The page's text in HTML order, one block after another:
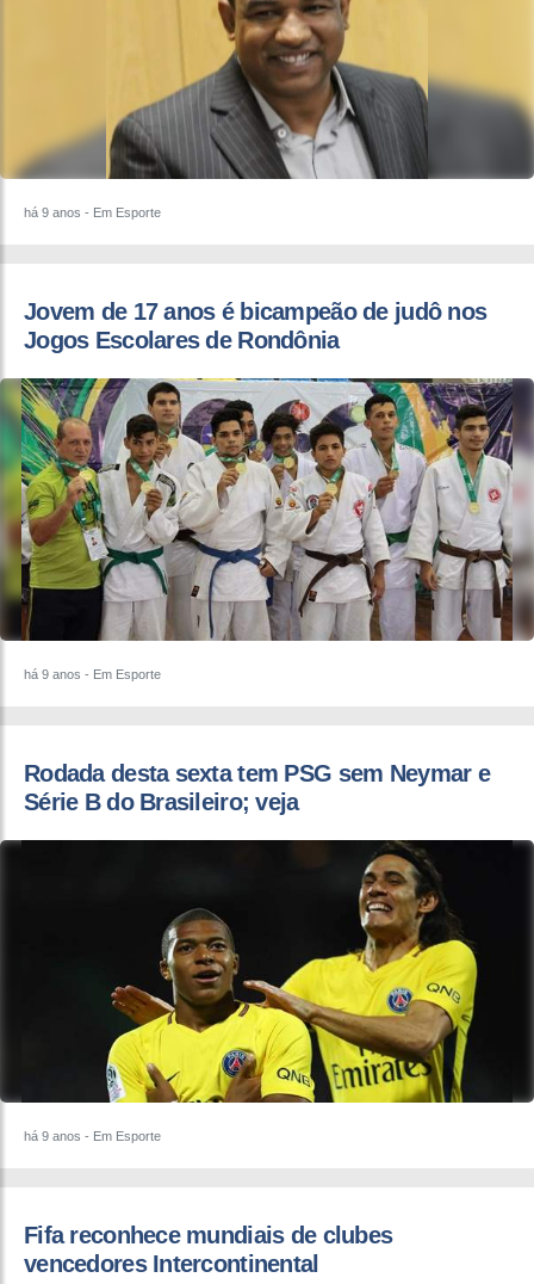
há 9 anos - Em Esporte
Jovem de 17 anos é bicampeão de judô nos
Jogos Escolares de Rondônia
há 9 anos - Em Esporte
​Rodada desta sexta tem PSG sem Neymar e
Série B do Brasileiro; veja
há 9 anos - Em Esporte
Fifa reconhece mundiais de clubes
vencedores Intercontinental